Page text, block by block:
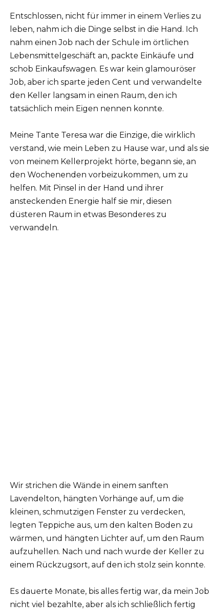
Entschlossen, nicht für immer in einem Verlies zu
leben, nahm ich die Dinge selbst in die Hand. Ich
nahm einen Job nach der Schule im örtlichen
Lebensmittelgeschäft an, packte Einkäufe und
schob Einkaufswagen. Es war kein glamouröser
Job, aber ich sparte jeden Cent und verwandelte
den Keller langsam in einen Raum, den ich
tatsächlich mein Eigen nennen konnte.
Meine Tante Teresa war die Einzige, die wirklich
verstand, wie mein Leben zu Hause war, und als sie
von meinem Kellerprojekt hörte, begann sie, an
den Wochenenden vorbeizukommen, um zu
helfen. Mit Pinsel in der Hand und ihrer
ansteckenden Energie half sie mir, diesen
düsteren Raum in etwas Besonderes zu
verwandeln.
Wir strichen die Wände in einem sanften
Lavendelton, hängten Vorhänge auf, um die
kleinen, schmutzigen Fenster zu verdecken,
legten Teppiche aus, um den kalten Boden zu
wärmen, und hängten Lichter auf, um den Raum
aufzuhellen. Nach und nach wurde der Keller zu
einem Rückzugsort, auf den ich stolz sein konnte.
Es dauerte Monate, bis alles fertig war, da mein Job
nicht viel bezahlte, aber als ich schließlich fertig